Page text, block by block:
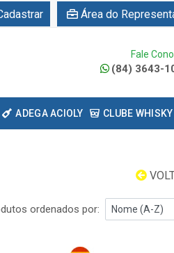
Área do
Fale
(84) 3643-
ADEGA ACIOLY CLUBE WHISKY
ordenados por: